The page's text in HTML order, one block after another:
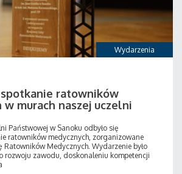
Wydarzenia
ratowników
w murach naszej uczelni
Państwowej w Sanoku odbyło się
ratowników medycznych, zorganizowane
Ratowników Medycznych. Wydarzenie było
rozwoju zawodu, doskonaleniu kompetencji